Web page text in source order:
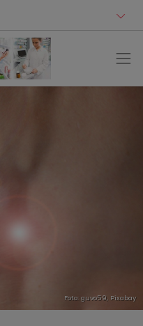
Foto: guvo59, Pixabay